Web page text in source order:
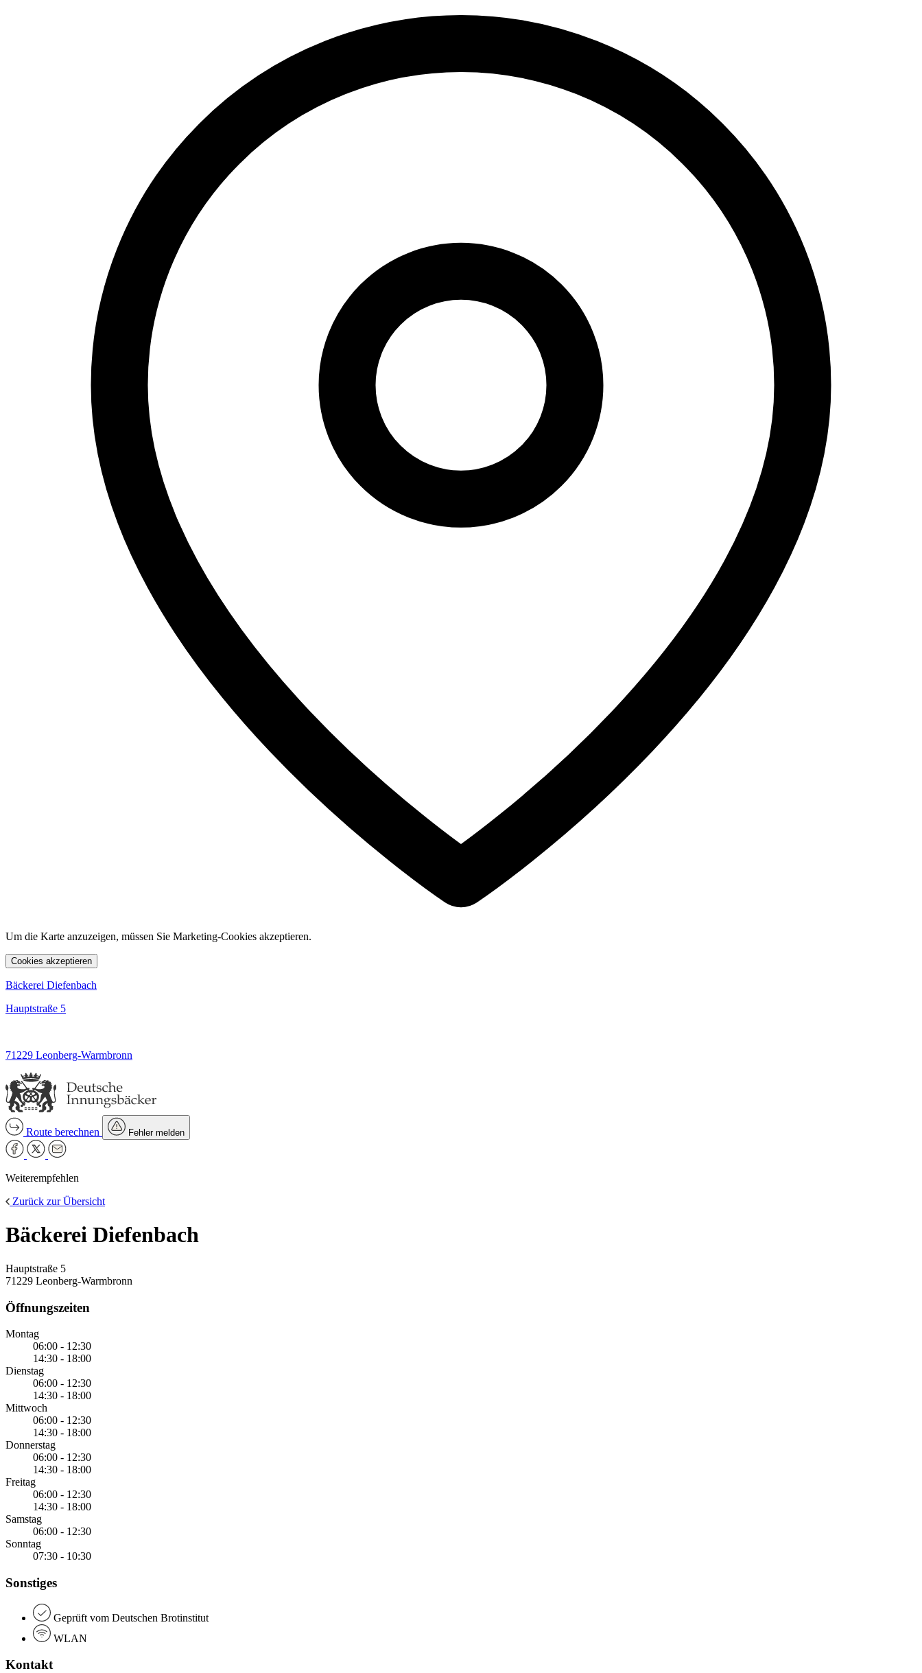
Um die Karte anzuzeigen, müssen Sie Marketing-Cookies akzeptieren.
Cookies akzeptieren
Bäckerei Diefenbach
Hauptstraße 5
71229 Leonberg-Warmbronn
Route berechnen Fehler melden
Weiterempfehlen
Zurück zur Übersicht
Bäckerei Diefenbach
Hauptstraße 5
71229 Leonberg-Warmbronn
Öffnungszeiten
Montag
06:00 - 12:30
14:30 - 18:00
Dienstag
06:00 - 12:30
14:30 - 18:00
Mittwoch
06:00 - 12:30
14:30 - 18:00
Donnerstag
06:00 - 12:30
14:30 - 18:00
Freitag
06:00 - 12:30
14:30 - 18:00
Samstag
06:00 - 12:30
Sonntag
07:30 - 10:30
Sonstiges
Geprüft vom Deutschen Brotinstitut
WLAN
Kontakt